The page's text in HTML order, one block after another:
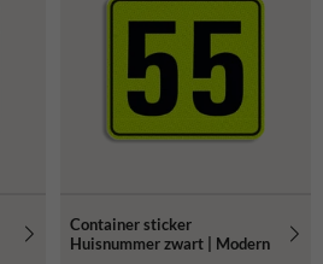
Container sticker
Huisnummer zwart | Modern